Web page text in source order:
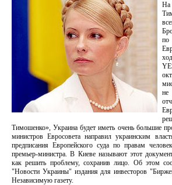
На
не
Тимошенко», Украина будет иметь очень большие
министров Евросовета направил украинским
предписания Европейского суда по правам
премьер-министра. В Киеве называют этот
как решить проблему, сохранив лицо. Об этом
"Новости Украины" издания для инвесторов
Независимую газету.